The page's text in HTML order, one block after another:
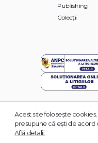
Publishing
Colecții
© 2026 Grupul Editorial
Acest site foloseşte
presupune că eşti de acord
Află detalii.